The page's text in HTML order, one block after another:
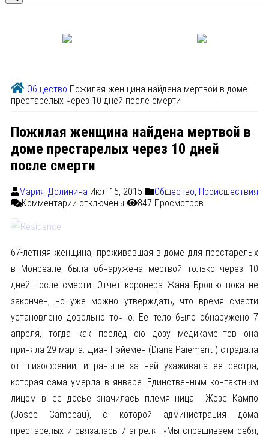
Общество Пожилая женщина найдена мертвой в доме
престарелых через 10 дней после смерти
Пожилая женщина найдена мертвой в
доме престарелых через 10 дней
после смерти
Мария Долинина Июл 15, 2015 Общество, Происшествия
Комментарии отключены 847 Просмотров
67-летняя женщина, проживавшая в доме для престарелых
в Монреале, была обнаружена мертвой только через 10
дней после смерти. Отчет коронера Жана Брошю пока не
закончен, но уже можно утверждать, что время смерти
установлено довольно точно. Ее тело было обнаружено 7
апреля, тогда как последнюю дозу медикаментов она
приняла 29 марта. Диан Пэйемен (Diane Paiement ) страдала
от шизофрении, и раньше за ней ухаживала ее сестра,
которая сама умерла в январе. Единственным контактным
лицом в ее досье значилась племянница Жозе Кампо
(Josée Campeau), с которой администрация дома
престарелых и связалась 7 апреля. «Мы спрашиваем себя,